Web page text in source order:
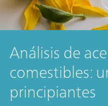
Análisis de
comestibles:
principiantes